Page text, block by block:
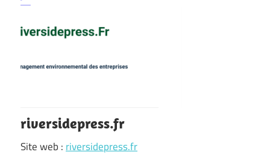
riversidepress.fr
Site web : riversidepress.fr